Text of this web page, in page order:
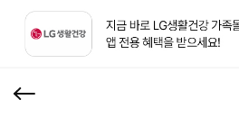
스트